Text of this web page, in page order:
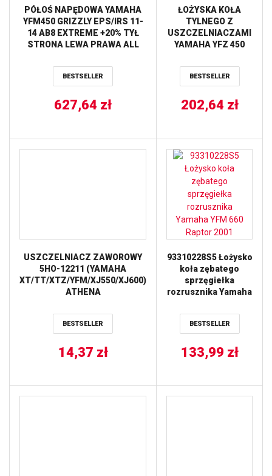
PÓŁOŚ NAPĘDOWA YAMAHA
YFM450 GRIZZLY EPS/IRS 11-
14 AB8 EXTREME +20% TYŁ
STRONA LEWA PRAWA ALL
BESTSELLER
627,64 zł
ŁOŻYSKA KOŁA
TYLNEGO Z
USZCZELNIACZAMI
YAMAHA YFZ 450
BESTSELLER
202,64 zł
USZCZELNIACZ ZAWOROWY
5HO-12211 (YAMAHA
XT/TT/XTZ/YFM/XJ550/XJ600)
ATHENA
BESTSELLER
14,37 zł
93310228S5 Łożysko
koła zębatego
sprzęgiełka
rozrusznika Yamaha
BESTSELLER
133,99 zł